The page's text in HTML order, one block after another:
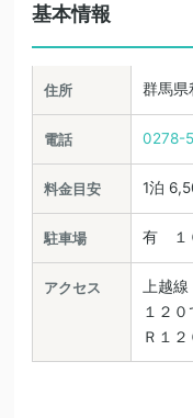
基本情報
住所 群馬県
電話 0278-
料金目安 1泊
駐車場 有 １
アクセス
上越
１２
Ｒ１